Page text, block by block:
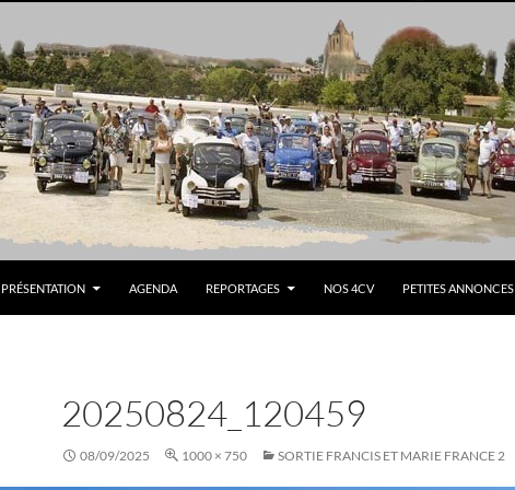
PRÉSENTATION AGENDA REPORTAGES NOS 4CV PETITES ANNONCES
20250824_120459
08/09/2025 1000 × 750 SORTIE FRANCIS ET MARIE FRANCE 2